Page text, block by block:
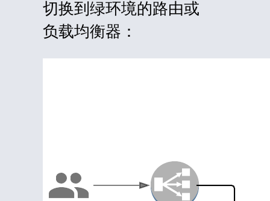
切换到绿环境的路由或
负载均衡器：